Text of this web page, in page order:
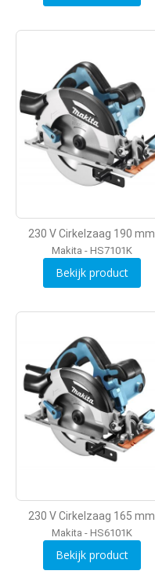
230 V Cirkelzaag 190 mm
Makita - HS7101K
Bekijk product
230 V Cirkelzaag 165 mm
Makita - HS6101K
Bekijk product